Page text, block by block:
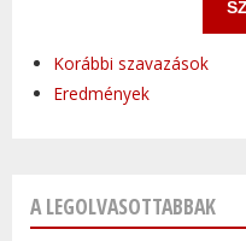
Korábbi szavazások
Eredmények
A LEGOLVASOTTABBAK